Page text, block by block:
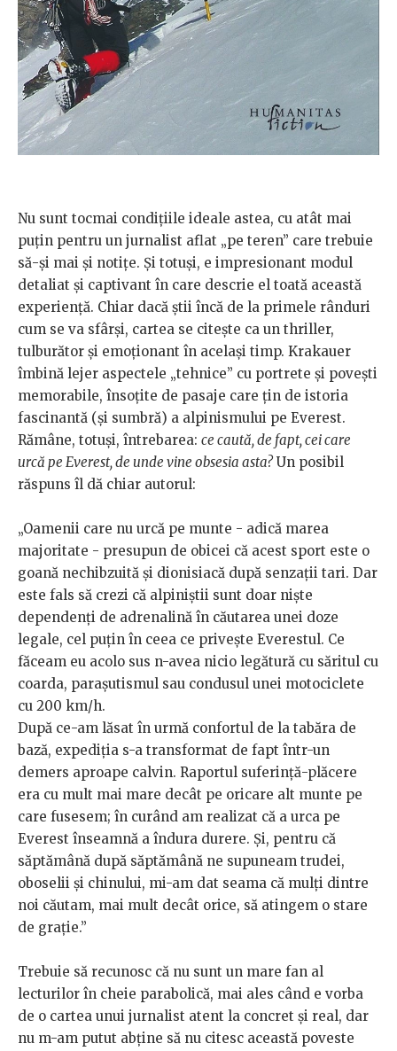
Nu sunt tocmai condițiile ideale astea, cu atât mai
puțin pentru un jurnalist aflat „pe teren” care trebuie
să-și mai și notițe. Și totuși, e impresionant modul
detaliat și captivant în care descrie el toată această
experiență. Chiar dacă știi încă de la primele rânduri
cum se va sfârși, cartea se citește ca un thriller,
tulburător și emoționant în același timp. Krakauer
îmbină lejer aspectele „tehnice” cu portrete și povești
memorabile, însoțite de pasaje care țin de istoria
fascinantă (și sumbră) a alpinismului pe Everest.
Rămâne, totuși, întrebarea: ce caută, de fapt, cei care
urcă pe Everest, de unde vine obsesia asta? Un posibil
răspuns îl dă chiar autorul:
„Oamenii care nu urcă pe munte - adică marea
majoritate - presupun de obicei că acest sport este o
goană nechibzuită și dionisiacă după senzații tari. Dar
este fals să crezi că alpiniștii sunt doar niște
dependenți de adrenalină în căutarea unei doze
legale, cel puțin în ceea ce privește Everestul. Ce
făceam eu acolo sus n-avea nicio legătură cu săritul cu
coarda, parașutismul sau condusul unei motociclete
cu 200 km/h.
După ce-am lăsat în urmă confortul de la tabăra de
bază, expediția s-a transformat de fapt într-un
demers aproape calvin. Raportul suferință-plăcere
era cu mult mai mare decât pe oricare alt munte pe
care fusesem; în curând am realizat că a urca pe
Everest înseamnă a îndura durere. Și, pentru că
săptămână după săptămână ne supuneam trudei,
oboselii și chinului, mi-am dat seama că mulți dintre
noi căutam, mai mult decât orice, să atingem o stare
de grație.”
Trebuie să recunosc că nu sunt un mare fan al
lecturilor în cheie parabolică, mai ales când e vorba
de o cartea unui jurnalist atent la concret și real, dar
nu m-am putut abține să nu citesc această poveste